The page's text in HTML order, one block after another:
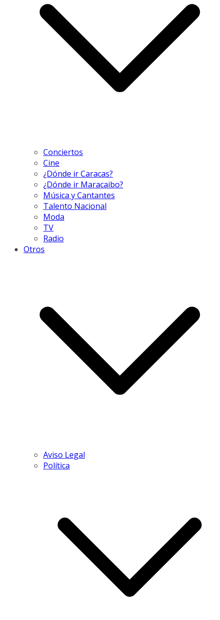
Conciertos
Cine
¿Dónde ir Caracas?
¿Dónde ir Maracaibo?
Música y Cantantes
Talento Nacional
Moda
TV
Radio
Otros
Aviso Legal
Política